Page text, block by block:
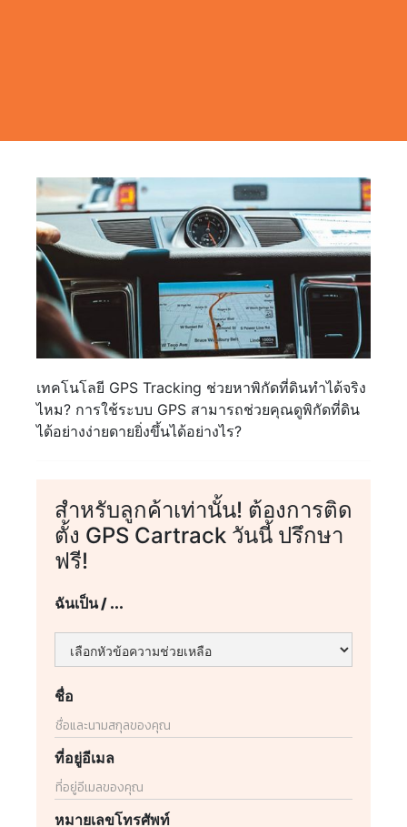
สำหรับลูกค้าเท่านั้น! ต้องการติด
ตั้ง GPS Cartrack วันนี้ ปรึกษา
ฟรี!
ฉันเป็น / ...
ชื่อ
ที่อยู่อีเมล
หมายเลขโทรศัพท์
เทคโนโลยี GPS Tracking ช่วยหาพิกัดที่ดินทำได้จริง
ไหม? การใช้ระบบ GPS สามารถช่วยคุณดูพิกัดที่ดิน
ได้อย่างง่ายดายยิ่งขึ้นได้อย่างไร?